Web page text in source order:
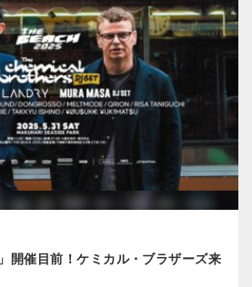
開催目前！ケミカル・ブラザーズ来